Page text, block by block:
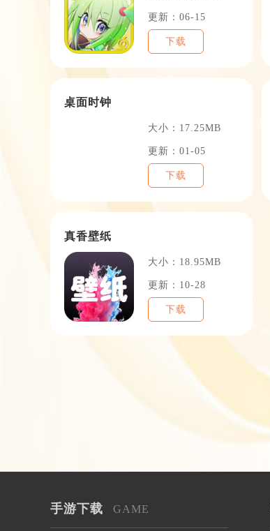
更新：06-15
下载
桌面时钟
大小：17.25MB
更新：01-05
下载
真香壁纸
大小：18.95MB
更新：10-28
下载
手游下载 GAME